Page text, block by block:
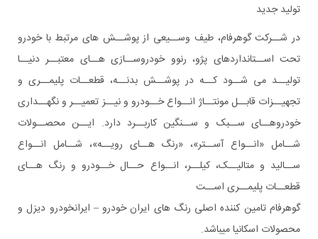
تولید جدید
در شــرکت گوهرفام، طیف وســیعی از پوشــش های مرتبط با خودرو
تحت اســتانداردهای پژو، رنوو خودروســازی هــای معتبــر دنیــا
تولیــد می شــود کــه در پوشــش بدنــه، قطعــات پلیمــری و
تجهیــزات قابــل مونتــاژ انــواع خــودرو و نیــز تعمیــر و نگهــداری
خودروهــای ســبک و ســنگین کاربــرد دارد. ایــن محصــولات
شــامل «انــواع آســتر»، «رنگ هــای رویــه»، شــامل انــواع
ســالید و متالیــک، کیلــر، انــواع حــال خــودرو و رنگ هــای
قطعــات پلیمــری اســت
گوهرفام تامین کننده اصلی رنگ های ایران خودرو – ایرانخودرو دیزل و
محصولات اسکانیا میباشد.